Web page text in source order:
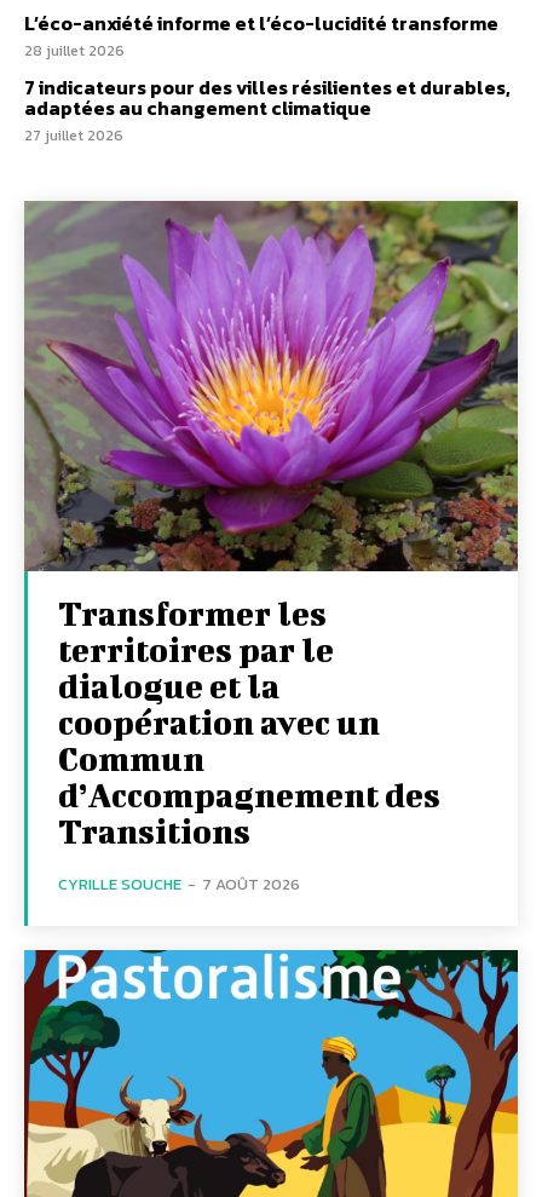
L’éco-anxiété informe et l’éco-lucidité transforme
28 juillet 2026
7 indicateurs pour des villes résilientes et durables,
adaptées au changement climatique
27 juillet 2026
Transformer les
territoires par le
dialogue et la
coopération avec un
Commun
d’Accompagnement des
Transitions
CYRILLE SOUCHE - 7 AOÛT 2026